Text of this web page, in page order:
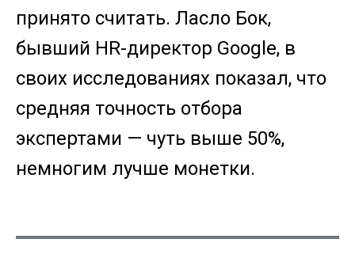
принято считать. Ласло Бок,
бывший HR-директор Google, в
своих исследованиях показал, что
средняя точность отбора
экспертами — чуть выше 50%,
немногим лучше монетки.